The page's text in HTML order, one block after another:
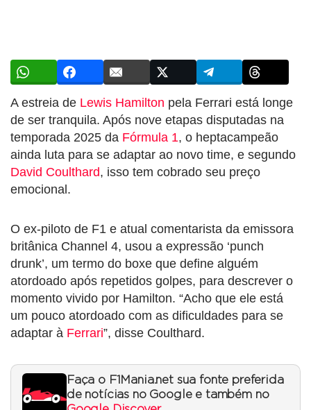
A estreia de Lewis Hamilton pela Ferrari está longe
de ser tranquila. Após nove etapas disputadas na
temporada 2025 da Fórmula 1, o heptacampeão
ainda luta para se adaptar ao novo time, e segundo
David Coulthard, isso tem cobrado seu preço
emocional.
O ex-piloto de F1 e atual comentarista da emissora
britânica Channel 4, usou a expressão ‘punch
drunk’, um termo do boxe que define alguém
atordoado após repetidos golpes, para descrever o
momento vivido por Hamilton. “Acho que ele está
um pouco atordoado com as dificuldades para se
adaptar à Ferrari”, disse Coulthard.
Faça o F1Mania.net sua fonte preferida
de notícias no Google e também no